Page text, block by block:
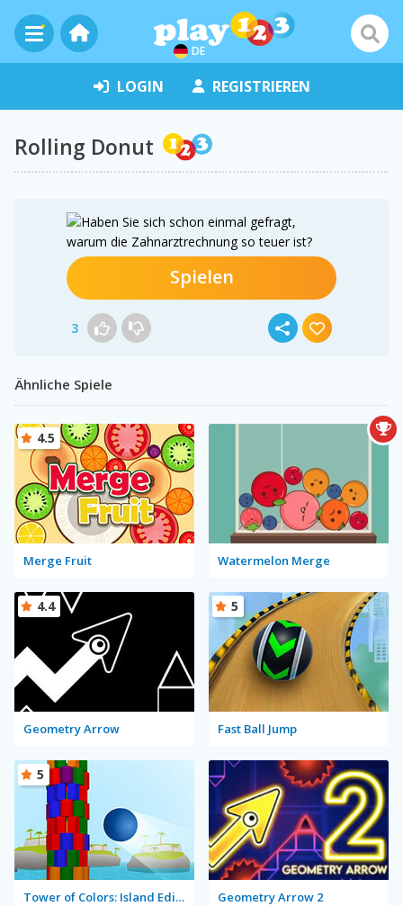
DE
LOGIN REGISTRIEREN
Rolling Donut
Spielen
3
Ähnliche Spiele
Merge Fruit
4.5
Watermelon Merge
Geometry Arrow
4.4
Fast Ball Jump
5
Tower of Colors: Island Edition
5
Geometry Arrow 2